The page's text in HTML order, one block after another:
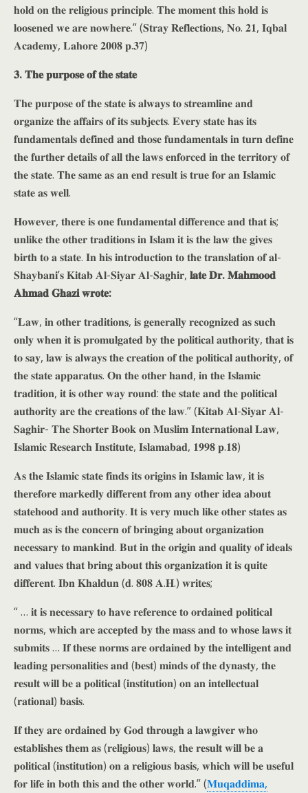
𝐡𝐨𝐥𝐝 𝐨𝐧 𝐭𝐡𝐞 𝐫𝐞𝐥𝐢𝐠𝐢𝐨𝐮𝐬 𝐩𝐫𝐢𝐧𝐜𝐢𝐩𝐥𝐞. 𝐓𝐡𝐞 𝐦𝐨𝐦𝐞𝐧𝐭 𝐭𝐡𝐢𝐬 𝐡𝐨𝐥𝐝 𝐢𝐬
𝐥𝐨𝐨𝐬𝐞𝐧𝐞𝐝 𝐰𝐞 𝐚𝐫𝐞 𝐧𝐨𝐰𝐡𝐞𝐫𝐞.” (𝐒𝐭𝐫𝐚𝐲 𝐑𝐞𝐟𝐥𝐞𝐜𝐭𝐢𝐨𝐧𝐬, 𝐍𝐨. 𝟐𝟏, 𝐈𝐪𝐛𝐚𝐥
𝐀𝐜𝐚𝐝𝐞𝐦𝐲, 𝐋𝐚𝐡𝐨𝐫𝐞 𝟐𝟎𝟎𝟖 𝐩.𝟑𝟕)
𝟑. 𝐓𝐡𝐞 𝐩𝐮𝐫𝐩𝐨𝐬𝐞 𝐨𝐟 𝐭𝐡𝐞 𝐬𝐭𝐚𝐭𝐞
𝐓𝐡𝐞 𝐩𝐮𝐫𝐩𝐨𝐬𝐞 𝐨𝐟 𝐭𝐡𝐞 𝐬𝐭𝐚𝐭𝐞 𝐢𝐬 𝐚𝐥𝐰𝐚𝐲𝐬 𝐭𝐨 𝐬𝐭𝐫𝐞𝐚𝐦𝐥𝐢𝐧𝐞 𝐚𝐧𝐝
𝐨𝐫𝐠𝐚𝐧𝐢𝐳𝐞 𝐭𝐡𝐞 𝐚𝐟𝐟𝐚𝐢𝐫𝐬 𝐨𝐟 𝐢𝐭𝐬 𝐬𝐮𝐛𝐣𝐞𝐜𝐭𝐬. 𝐄𝐯𝐞𝐫𝐲 𝐬𝐭𝐚𝐭𝐞 𝐡𝐚𝐬 𝐢𝐭𝐬
𝐟𝐮𝐧𝐝𝐚𝐦𝐞𝐧𝐭𝐚𝐥𝐬 𝐝𝐞𝐟𝐢𝐧𝐞𝐝 𝐚𝐧𝐝 𝐭𝐡𝐨𝐬𝐞 𝐟𝐮𝐧𝐝𝐚𝐦𝐞𝐧𝐭𝐚𝐥𝐬 𝐢𝐧 𝐭𝐮𝐫𝐧 𝐝𝐞𝐟𝐢𝐧𝐞
𝐭𝐡𝐞 𝐟𝐮𝐫𝐭𝐡𝐞𝐫 𝐝𝐞𝐭𝐚𝐢𝐥𝐬 𝐨𝐟 𝐚𝐥𝐥 𝐭𝐡𝐞 𝐥𝐚𝐰𝐬 𝐞𝐧𝐟𝐨𝐫𝐜𝐞𝐝 𝐢𝐧 𝐭𝐡𝐞 𝐭𝐞𝐫𝐫𝐢𝐭𝐨𝐫𝐲 𝐨𝐟
𝐭𝐡𝐞 𝐬𝐭𝐚𝐭𝐞. 𝐓𝐡𝐞 𝐬𝐚𝐦𝐞 𝐚𝐬 𝐚𝐧 𝐞𝐧𝐝 𝐫𝐞𝐬𝐮𝐥𝐭 𝐢𝐬 𝐭𝐫𝐮𝐞 𝐟𝐨𝐫 𝐚𝐧 𝐈𝐬𝐥𝐚𝐦𝐢𝐜
𝐬𝐭𝐚𝐭𝐞 𝐚𝐬 𝐰𝐞𝐥𝐥.
𝐇𝐨𝐰𝐞𝐯𝐞𝐫, 𝐭𝐡𝐞𝐫𝐞 𝐢𝐬 𝐨𝐧𝐞 𝐟𝐮𝐧𝐝𝐚𝐦𝐞𝐧𝐭𝐚𝐥 𝐝𝐢𝐟𝐟𝐞𝐫𝐞𝐧𝐜𝐞 𝐚𝐧𝐝 𝐭𝐡𝐚𝐭 𝐢𝐬;
𝐮𝐧𝐥𝐢𝐤𝐞 𝐭𝐡𝐞 𝐨𝐭𝐡𝐞𝐫 𝐭𝐫𝐚𝐝𝐢𝐭𝐢𝐨𝐧𝐬 𝐢𝐧 𝐈𝐬𝐥𝐚𝐦 𝐢𝐭 𝐢𝐬 𝐭𝐡𝐞 𝐥𝐚𝐰 𝐭𝐡𝐞 𝐠𝐢𝐯𝐞𝐬
𝐛𝐢𝐫𝐭𝐡 𝐭𝐨 𝐚 𝐬𝐭𝐚𝐭𝐞. 𝐈𝐧 𝐡𝐢𝐬 𝐢𝐧𝐭𝐫𝐨𝐝𝐮𝐜𝐭𝐢𝐨𝐧 𝐭𝐨 𝐭𝐡𝐞 𝐭𝐫𝐚𝐧𝐬𝐥𝐚𝐭𝐢𝐨𝐧 𝐨𝐟 𝐚𝐥-
𝐒𝐡𝐚𝐲𝐛𝐚𝐧𝐢’𝐬 𝐊𝐢𝐭𝐚𝐛 𝐀𝐥-𝐒𝐢𝐲𝐚𝐫 𝐀𝐥-𝐒𝐚𝐠𝐡𝐢𝐫, 𝐥𝐚𝐭𝐞 𝐃𝐫. 𝐌𝐚𝐡𝐦𝐨𝐨𝐝
𝐀𝐡𝐦𝐚𝐝 𝐆𝐡𝐚𝐳𝐢 𝐰𝐫𝐨𝐭𝐞:
“𝐋𝐚𝐰, 𝐢𝐧 𝐨𝐭𝐡𝐞𝐫 𝐭𝐫𝐚𝐝𝐢𝐭𝐢𝐨𝐧𝐬, 𝐢𝐬 𝐠𝐞𝐧𝐞𝐫𝐚𝐥𝐥𝐲 𝐫𝐞𝐜𝐨𝐠𝐧𝐢𝐳𝐞𝐝 𝐚𝐬 𝐬𝐮𝐜𝐡
𝐨𝐧𝐥𝐲 𝐰𝐡𝐞𝐧 𝐢𝐭 𝐢𝐬 𝐩𝐫𝐨𝐦𝐮𝐥𝐠𝐚𝐭𝐞𝐝 𝐛𝐲 𝐭𝐡𝐞 𝐩𝐨𝐥𝐢𝐭𝐢𝐜𝐚𝐥 𝐚𝐮𝐭𝐡𝐨𝐫𝐢𝐭𝐲, 𝐭𝐡𝐚𝐭 𝐢𝐬
𝐭𝐨 𝐬𝐚𝐲, 𝐥𝐚𝐰 𝐢𝐬 𝐚𝐥𝐰𝐚𝐲𝐬 𝐭𝐡𝐞 𝐜𝐫𝐞𝐚𝐭𝐢𝐨𝐧 𝐨𝐟 𝐭𝐡𝐞 𝐩𝐨𝐥𝐢𝐭𝐢𝐜𝐚𝐥 𝐚𝐮𝐭𝐡𝐨𝐫𝐢𝐭𝐲, 𝐨𝐟
𝐭𝐡𝐞 𝐬𝐭𝐚𝐭𝐞 𝐚𝐩𝐩𝐚𝐫𝐚𝐭𝐮𝐬. 𝐎𝐧 𝐭𝐡𝐞 𝐨𝐭𝐡𝐞𝐫 𝐡𝐚𝐧𝐝, 𝐢𝐧 𝐭𝐡𝐞 𝐈𝐬𝐥𝐚𝐦𝐢𝐜
𝐭𝐫𝐚𝐝𝐢𝐭𝐢𝐨𝐧, 𝐢𝐭 𝐢𝐬 𝐨𝐭𝐡𝐞𝐫 𝐰𝐚𝐲 𝐫𝐨𝐮𝐧𝐝: 𝐭𝐡𝐞 𝐬𝐭𝐚𝐭𝐞 𝐚𝐧𝐝 𝐭𝐡𝐞 𝐩𝐨𝐥𝐢𝐭𝐢𝐜𝐚𝐥
𝐚𝐮𝐭𝐡𝐨𝐫𝐢𝐭𝐲 𝐚𝐫𝐞 𝐭𝐡𝐞 𝐜𝐫𝐞𝐚𝐭𝐢𝐨𝐧𝐬 𝐨𝐟 𝐭𝐡𝐞 𝐥𝐚𝐰.” (𝐊𝐢𝐭𝐚𝐛 𝐀𝐥-𝐒𝐢𝐲𝐚𝐫 𝐀𝐥-
𝐒𝐚𝐠𝐡𝐢𝐫- 𝐓𝐡𝐞 𝐒𝐡𝐨𝐫𝐭𝐞𝐫 𝐁𝐨𝐨𝐤 𝐨𝐧 𝐌𝐮𝐬𝐥𝐢𝐦 𝐈𝐧𝐭𝐞𝐫𝐧𝐚𝐭𝐢𝐨𝐧𝐚𝐥 𝐋𝐚𝐰,
𝐈𝐬𝐥𝐚𝐦𝐢𝐜 𝐑𝐞𝐬𝐞𝐚𝐫𝐜𝐡 𝐈𝐧𝐬𝐭𝐢𝐭𝐮𝐭𝐞, 𝐈𝐬𝐥𝐚𝐦𝐚𝐛𝐚𝐝, 𝟏𝟗𝟗𝟖 𝐩.𝟏𝟖)
𝐀𝐬 𝐭𝐡𝐞 𝐈𝐬𝐥𝐚𝐦𝐢𝐜 𝐬𝐭𝐚𝐭𝐞 𝐟𝐢𝐧𝐝𝐬 𝐢𝐭𝐬 𝐨𝐫𝐢𝐠𝐢𝐧𝐬 𝐢𝐧 𝐈𝐬𝐥𝐚𝐦𝐢𝐜 𝐥𝐚𝐰, 𝐢𝐭 𝐢𝐬
𝐭𝐡𝐞𝐫𝐞𝐟𝐨𝐫𝐞 𝐦𝐚𝐫𝐤𝐞𝐝𝐥𝐲 𝐝𝐢𝐟𝐟𝐞𝐫𝐞𝐧𝐭 𝐟𝐫𝐨𝐦 𝐚𝐧𝐲 𝐨𝐭𝐡𝐞𝐫 𝐢𝐝𝐞𝐚 𝐚𝐛𝐨𝐮𝐭
𝐬𝐭𝐚𝐭𝐞𝐡𝐨𝐨𝐝 𝐚𝐧𝐝 𝐚𝐮𝐭𝐡𝐨𝐫𝐢𝐭𝐲. 𝐈𝐭 𝐢𝐬 𝐯𝐞𝐫𝐲 𝐦𝐮𝐜𝐡 𝐥𝐢𝐤𝐞 𝐨𝐭𝐡𝐞𝐫 𝐬𝐭𝐚𝐭𝐞𝐬 𝐚𝐬
𝐦𝐮𝐜𝐡 𝐚𝐬 𝐢𝐬 𝐭𝐡𝐞 𝐜𝐨𝐧𝐜𝐞𝐫𝐧 𝐨𝐟 𝐛𝐫𝐢𝐧𝐠𝐢𝐧𝐠 𝐚𝐛𝐨𝐮𝐭 𝐨𝐫𝐠𝐚𝐧𝐢𝐳𝐚𝐭𝐢𝐨𝐧
𝐧𝐞𝐜𝐞𝐬𝐬𝐚𝐫𝐲 𝐭𝐨 𝐦𝐚𝐧𝐤𝐢𝐧𝐝. 𝐁𝐮𝐭 𝐢𝐧 𝐭𝐡𝐞 𝐨𝐫𝐢𝐠𝐢𝐧 𝐚𝐧𝐝 𝐪𝐮𝐚𝐥𝐢𝐭𝐲 𝐨𝐟 𝐢𝐝𝐞𝐚𝐥𝐬
𝐚𝐧𝐝 𝐯𝐚𝐥𝐮𝐞𝐬 𝐭𝐡𝐚𝐭 𝐛𝐫𝐢𝐧𝐠 𝐚𝐛𝐨𝐮𝐭 𝐭𝐡𝐢𝐬 𝐨𝐫𝐠𝐚𝐧𝐢𝐳𝐚𝐭𝐢𝐨𝐧 𝐢𝐭 𝐢𝐬 𝐪𝐮𝐢𝐭𝐞
𝐝𝐢𝐟𝐟𝐞𝐫𝐞𝐧𝐭. 𝐈𝐛𝐧 𝐊𝐡𝐚𝐥𝐝𝐮𝐧 (𝐝. 𝟖𝟎𝟖 𝐀.𝐇.) 𝐰𝐫𝐢𝐭𝐞𝐬;
“ … 𝐢𝐭 𝐢𝐬 𝐧𝐞𝐜𝐞𝐬𝐬𝐚𝐫𝐲 𝐭𝐨 𝐡𝐚𝐯𝐞 𝐫𝐞𝐟𝐞𝐫𝐞𝐧𝐜𝐞 𝐭𝐨 𝐨𝐫𝐝𝐚𝐢𝐧𝐞𝐝 𝐩𝐨𝐥𝐢𝐭𝐢𝐜𝐚𝐥
𝐧𝐨𝐫𝐦𝐬, 𝐰𝐡𝐢𝐜𝐡 𝐚𝐫𝐞 𝐚𝐜𝐜𝐞𝐩𝐭𝐞𝐝 𝐛𝐲 𝐭𝐡𝐞 𝐦𝐚𝐬𝐬 𝐚𝐧𝐝 𝐭𝐨 𝐰𝐡𝐨𝐬𝐞 𝐥𝐚𝐰𝐬 𝐢𝐭
𝐬𝐮𝐛𝐦𝐢𝐭𝐬 … 𝐈𝐟 𝐭𝐡𝐞𝐬𝐞 𝐧𝐨𝐫𝐦𝐬 𝐚𝐫𝐞 𝐨𝐫𝐝𝐚𝐢𝐧𝐞𝐝 𝐛𝐲 𝐭𝐡𝐞 𝐢𝐧𝐭𝐞𝐥𝐥𝐢𝐠𝐞𝐧𝐭 𝐚𝐧𝐝
𝐥𝐞𝐚𝐝𝐢𝐧𝐠 𝐩𝐞𝐫𝐬𝐨𝐧𝐚𝐥𝐢𝐭𝐢𝐞𝐬 𝐚𝐧𝐝 (𝐛𝐞𝐬𝐭) 𝐦𝐢𝐧𝐝𝐬 𝐨𝐟 𝐭𝐡𝐞 𝐝𝐲𝐧𝐚𝐬𝐭𝐲, 𝐭𝐡𝐞
𝐫𝐞𝐬𝐮𝐥𝐭 𝐰𝐢𝐥𝐥 𝐛𝐞 𝐚 𝐩𝐨𝐥𝐢𝐭𝐢𝐜𝐚𝐥 (𝐢𝐧𝐬𝐭𝐢𝐭𝐮𝐭𝐢𝐨𝐧) 𝐨𝐧 𝐚𝐧 𝐢𝐧𝐭𝐞𝐥𝐥𝐞𝐜𝐭𝐮𝐚𝐥
(𝐫𝐚𝐭𝐢𝐨𝐧𝐚𝐥) 𝐛𝐚𝐬𝐢𝐬.
𝐈𝐟 𝐭𝐡𝐞𝐲 𝐚𝐫𝐞 𝐨𝐫𝐝𝐚𝐢𝐧𝐞𝐝 𝐛𝐲 𝐆𝐨𝐝 𝐭𝐡𝐫𝐨𝐮𝐠𝐡 𝐚 𝐥𝐚𝐰𝐠𝐢𝐯𝐞𝐫 𝐰𝐡𝐨
𝐞𝐬𝐭𝐚𝐛𝐥𝐢𝐬𝐡𝐞𝐬 𝐭𝐡𝐞𝐦 𝐚𝐬 (𝐫𝐞𝐥𝐢𝐠𝐢𝐨𝐮𝐬) 𝐥𝐚𝐰𝐬, 𝐭𝐡𝐞 𝐫𝐞𝐬𝐮𝐥𝐭 𝐰𝐢𝐥𝐥 𝐛𝐞 𝐚
𝐩𝐨𝐥𝐢𝐭𝐢𝐜𝐚𝐥 (𝐢𝐧𝐬𝐭𝐢𝐭𝐮𝐭𝐢𝐨𝐧) 𝐨𝐧 𝐚 𝐫𝐞𝐥𝐢𝐠𝐢𝐨𝐮𝐬 𝐛𝐚𝐬𝐢𝐬, 𝐰𝐡𝐢𝐜𝐡 𝐰𝐢𝐥𝐥 𝐛𝐞 𝐮𝐬𝐞𝐟𝐮𝐥
𝐟𝐨𝐫 𝐥𝐢𝐟𝐞 𝐢𝐧 𝐛𝐨𝐭𝐡 𝐭𝐡𝐢𝐬 𝐚𝐧𝐝 𝐭𝐡𝐞 𝐨𝐭𝐡𝐞𝐫 𝐰𝐨𝐫𝐥𝐝.” (𝐌𝐮𝐪𝐚𝐝𝐝𝐢𝐦𝐚,